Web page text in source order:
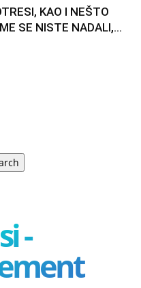
KAO I NEŠTO
SE NISTE NADALI,...
-